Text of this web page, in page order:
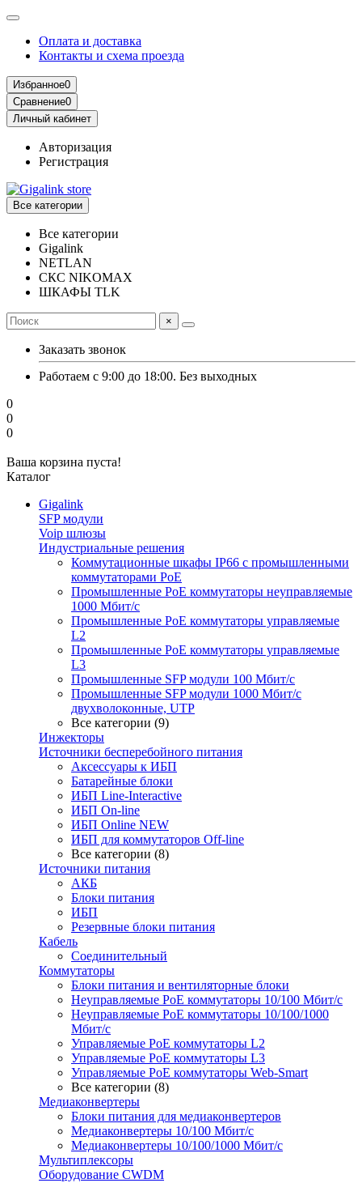
Оплата и доставка
Контакты и схема проезда
Избранное0
Сравнение0
Личный кабинет
Авторизация
Регистрация
Все категории
Все категории
Gigalink
NETLAN
СКС NIKOMAX
ШКАФЫ TLK
×
Заказать звонок
Работаем с 9:00 до 18:00. Без выходных
0
0
0
Ваша корзина пуста!
Каталог
Gigalink
SFP модули
Voip шлюзы
Индустриальные решения
Коммутационные шкафы IP66 c промышленными
коммутаторами PoE
Промышленные PoE коммутаторы неуправляемые
1000 Мбит/с
Промышленные PoE коммутаторы управляемые
L2
Промышленные PoE коммутаторы управляемые
L3
Промышленные SFP модули 100 Мбит/c
Промышленные SFP модули 1000 Мбит/c
двухволоконные, UTP
Все категории (9)
Инжекторы
Источники бесперебойного питания
Аксессуары к ИБП
Батарейные блоки
ИБП Line-Interactive
ИБП On-line
ИБП Online NEW
ИБП для коммутаторов Off-line
Все категории (8)
Источники питания
АКБ
Блоки питания
ИБП
Резервные блоки питания
Кабель
Соединительный
Коммутаторы
Блоки питания и вентиляторные блоки
Неуправляемые PoE коммутаторы 10/100 Мбит/с
Неуправляемые PoE коммутаторы 10/100/1000
Мбит/с
Управляемые PoE коммутаторы L2
Управляемые PoE коммутаторы L3
Управляемые PoE коммутаторы Web-Smart
Все категории (8)
Медиаконвертеры
Блоки питания для медиаконвертеров
Медиаконвертеры 10/100 Мбит/с
Медиаконвертеры 10/100/1000 Мбит/c
Мультиплексоры
Оборудование CWDM